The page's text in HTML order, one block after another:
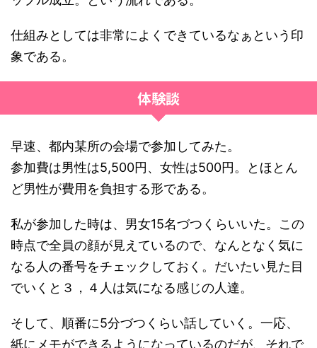
仕組みとしては非常によくできているなぁという印
象である。
体験談
早速、都内某所の会場で参加してみた。
参加費は男性は5,500円、女性は500円。とほとん
ど男性が費用を負担する形である。
私が参加した時は、男女15名づつくらいいた。この
時点で全員の顔が見えているので、なんとなく気に
なる人の番号をチェックしておく。だいたい見た目
でいくと３，４人は気になる感じの人達。
そして、順番に5分づつくらい話していく。一応、
紙にメモができるようになっているのだが、それで